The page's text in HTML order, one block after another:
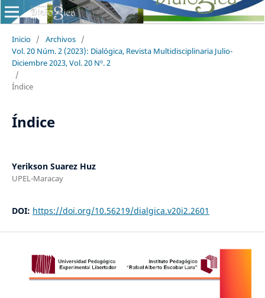
Inicio / Archivos /
Vol. 20 Núm. 2 (2023): Dialógica, Revista Multidisciplinaria Julio-
Diciembre 2023, Vol. 20 Nº. 2
/
Índice
Índice
Yerikson Suarez Huz
UPEL-Maracay
DOI: https://doi.org/10.56219/dialgica.v20i2.2601